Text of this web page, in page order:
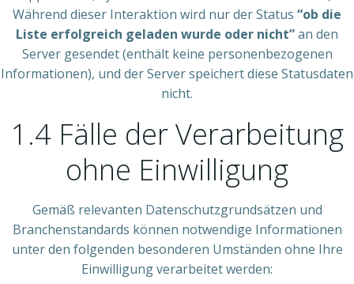
Während dieser Interaktion wird nur der Status “ob die
Liste erfolgreich geladen wurde oder nicht”an den
Server gesendet (enthält keine personenbezogenen
Informationen), und der Server speichert diese Statusdaten
nicht.
1.4 Fälle der Verarbeitung
ohne Einwilligung
Gemäß relevanten Datenschutzgrundsätzen und
Branchenstandards können notwendige Informationen
unter den folgenden besonderen Umständen ohne Ihre
Einwilligung verarbeitet werden: